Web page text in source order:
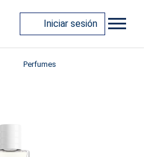
Iniciar sesión
Perfumes